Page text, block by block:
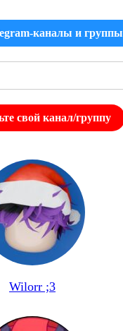
каналы и группы
свой канал/группу
Wilorr ;3